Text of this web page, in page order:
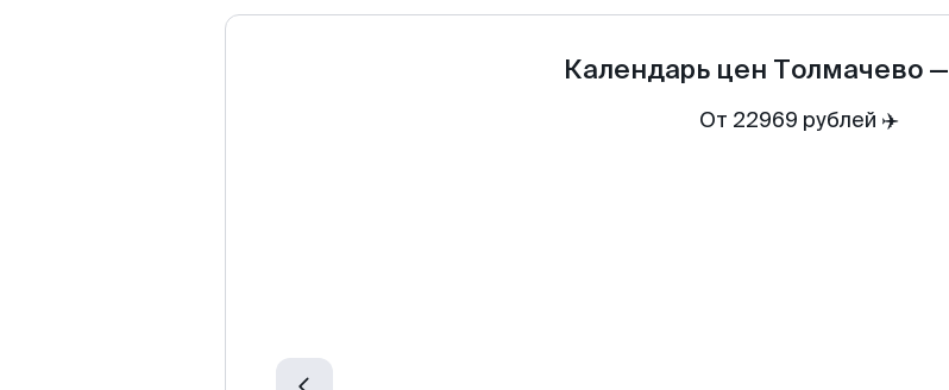
Календарь цен Толмачево—
От 22969 рублей ✈️